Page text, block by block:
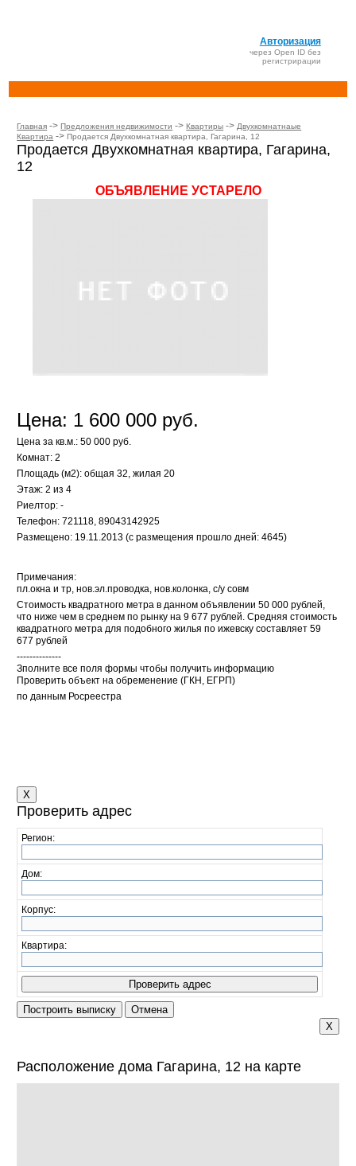
Авторизация
через Open ID без
регистрирации
Главная -> Предложения недвижимости -> Квартиры -> Двухкомнатнаые
Квартира -> Продается Двухкомнатная квартира, Гагарина, 12
Продается Двухкомнатная квартира, Гагарина,
12
ОБЪЯВЛЕНИЕ УСТАРЕЛО
Цена: 1 600 000 руб.
Цена за кв.м.: 50 000 руб.
Комнат: 2
Площадь (м2): общая 32, жилая 20
Этаж: 2 из 4
Риелтор: -
Телефон: 721118, 89043142925
Размещено: 19.11.2013 (с размещения прошло дней: 4645)
Примечания:
пл.окна и тр, нов.эл.проводка, нов.колонка, с/у совм
Стоимость квадратного метра в данном объявлении 50 000 рублей,
что ниже чем в среднем по рынку на 9 677 рублей. Средняя стоимость
квадратного метра для подобного жилья по ижевску составляет 59
677 рублей
--------------
Зполните все поля формы чтобы получить информацию
Проверить объект на обременение (ГКН, ЕГРП)
по данным Росреестра
X
Проверить адрес
Регион:
Дом:
Корпус:
Квартира:
X
Расположение дома Гагарина, 12 на карте